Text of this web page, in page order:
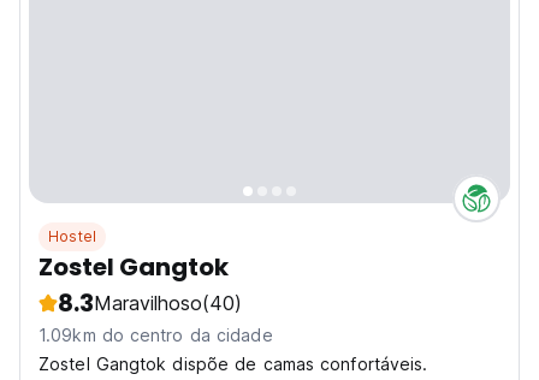
Hostel
Zostel Gangtok
8.3Maravilhoso(40)
1.09km do centro da cidade
Zostel Gangtok dispõe de camas confortáveis.